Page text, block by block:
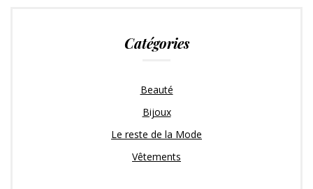
Catégories
Beauté
Bijoux
Le reste de la Mode
Vêtements